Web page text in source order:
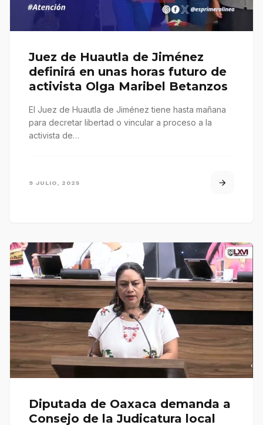
Juez de Huautla de Jiménez
definirá en unas horas futuro de
activista Olga Maribel Betanzos
El Juez de Huautla de Jiménez tiene hasta mañana
para decretar libertad o vincular a proceso a la
activista de…
9 JULIO, 2025
Diputada de Oaxaca demanda a
Consejo de la Judicatura local